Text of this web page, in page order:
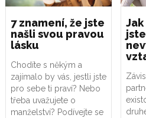
7 znamení, že jste
našli svou pravou
lásku
Chodíte s někým a
zajímalo by vás, jestli jste
pro sebe ti praví? Nebo
třeba uvažujete o
manželství? Podívejte se